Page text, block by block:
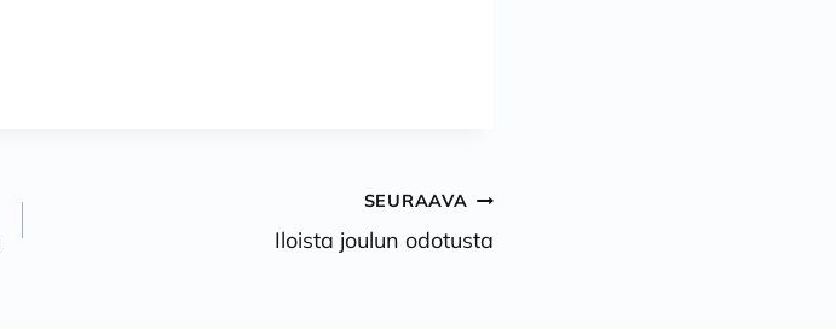
SEURAAVA
Iloista joulun odotusta